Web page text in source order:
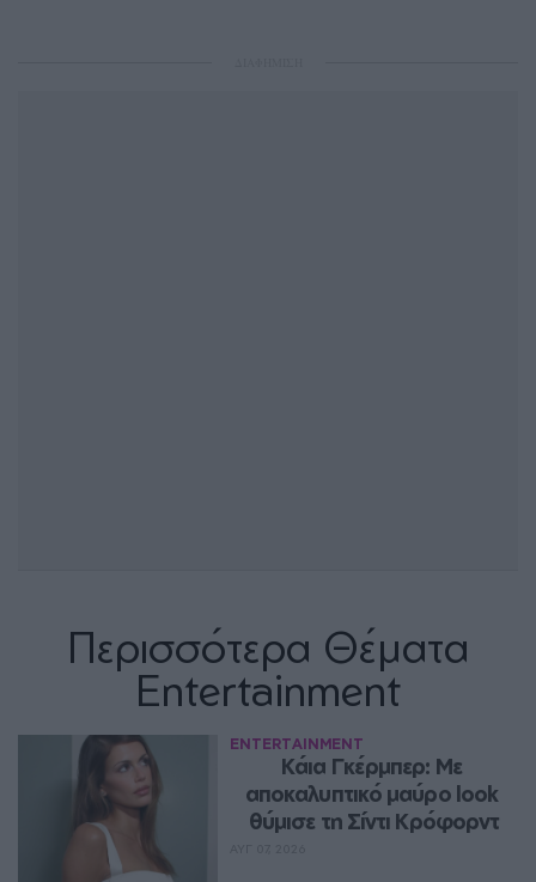
Περισσότερα Θέματα
Entertainment
ENTERTAINMENT
Κάια Γκέρμπερ: Με
αποκαλυπτικό μαύρο look
θύμισε τη Σίντι Κρόφορντ